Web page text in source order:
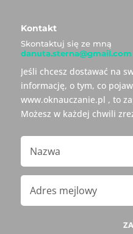
Kontakt
Skontaktuj się ze mną
danuta.sterna@gmail.com
Jeśli chcesz dostawać na
informację, o tym, co
www.oknauczanie.pl , to
Możesz w każdej chwili